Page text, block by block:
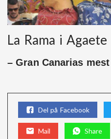
La Rama i Agaete
– Gran Canarias
Del på Facebook
Mail Share